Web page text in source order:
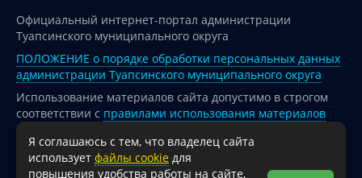
Официальный интернет-портал администрации
Туапсинского муниципального округа
ПОЛОЖЕНИЕ о порядке обработки персональных данных
администрации Туапсинского муниципального округа
Использование материалов сайта допустимо в строгом
соответствии с правилами использования материалов
опубликованных на сайте
При перепечатке и использовании информации ссылка
на источник обязательна.
Я соглашаюсь с тем, что владелец сайта
использует файлы cookie для
повышения удобства работы на сайте,